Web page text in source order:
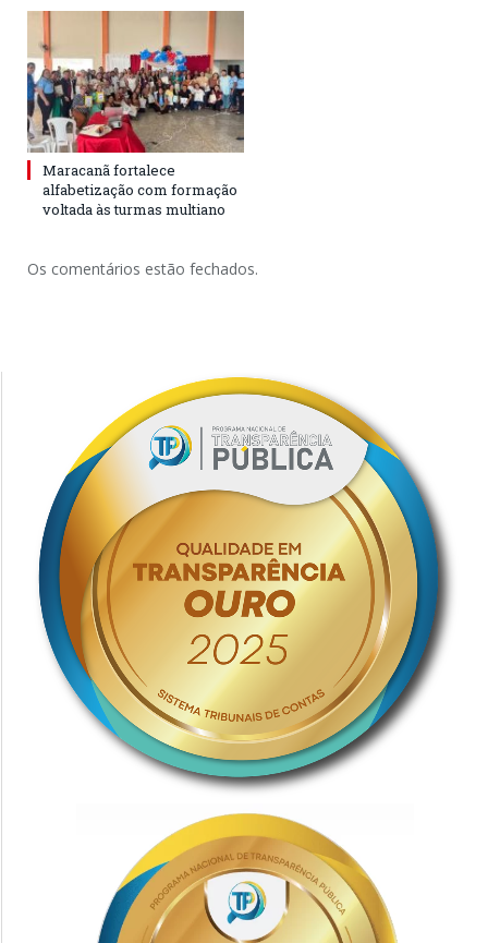
Maracanã fortalece
alfabetização com formação
voltada às turmas multiano
Os comentários estão fechados.